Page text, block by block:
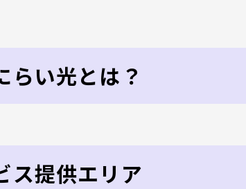
らい光とは？
ス提供エリア